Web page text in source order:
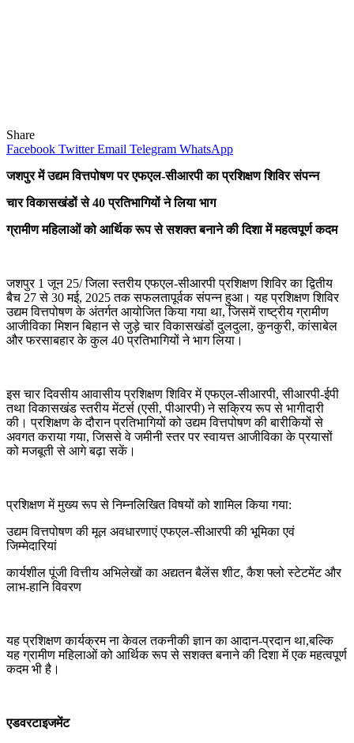
Share
Facebook Twitter Email Telegram WhatsApp
जशपुर में उद्यम वित्तपोषण पर एफएल-सीआरपी का प्रशिक्षण शिविर संपन्न
चार विकासखंडों से 40 प्रतिभागियों ने लिया भाग
ग्रामीण महिलाओं को आर्थिक रूप से सशक्त बनाने की दिशा में महत्वपूर्ण कदम
जशपुर 1 जून 25/ जिला स्तरीय एफएल-सीआरपी प्रशिक्षण शिविर का द्वितीय
बैच 27 से 30 मई, 2025 तक सफलतापूर्वक संपन्न हुआ। यह प्रशिक्षण शिविर
उद्यम वित्तपोषण के अंतर्गत आयोजित किया गया था, जिसमें राष्ट्रीय ग्रामीण
आजीविका मिशन बिहान से जुड़े चार विकासखंडों दुलदुला, कुनकुरी, कांसाबेल
और फरसाबहार के कुल 40 प्रतिभागियों ने भाग लिया।
इस चार दिवसीय आवासीय प्रशिक्षण शिविर में एफएल-सीआरपी, सीआरपी-ईपी
तथा विकासखंड स्तरीय मेंटर्स (एसी, पीआरपी) ने सक्रिय रूप से भागीदारी
की। प्रशिक्षण के दौरान प्रतिभागियों को उद्यम वित्तपोषण की बारीकियों से
अवगत कराया गया, जिससे वे जमीनी स्तर पर स्वायत्त आजीविका के प्रयासों
को मजबूती से आगे बढ़ा सकें।
प्रशिक्षण में मुख्य रूप से निम्नलिखित विषयों को शामिल किया गया:
उद्यम वित्तपोषण की मूल अवधारणाएं एफएल-सीआरपी की भूमिका एवं
जिम्मेदारियां
कार्यशील पूंजी वित्तीय अभिलेखों का अद्यतन बैलेंस शीट, कैश फ्लो स्टेटमेंट और
लाभ-हानि विवरण
यह प्रशिक्षण कार्यक्रम ना केवल तकनीकी ज्ञान का आदान-प्रदान था,बल्कि
यह ग्रामीण महिलाओं को आर्थिक रूप से सशक्त बनाने की दिशा में एक महत्वपूर्ण
कदम भी है।
एडवरटाइजमेंट